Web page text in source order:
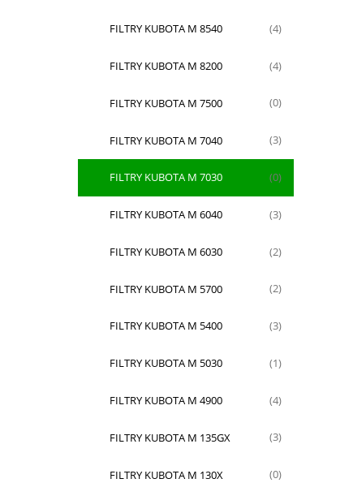
FILTRY KUBOTA M 8540 (4)
FILTRY KUBOTA M 8200 (4)
FILTRY KUBOTA M 7500 (0)
FILTRY KUBOTA M 7040 (3)
FILTRY KUBOTA M 7030 (0)
FILTRY KUBOTA M 6040 (3)
FILTRY KUBOTA M 6030 (2)
FILTRY KUBOTA M 5700 (2)
FILTRY KUBOTA M 5400 (3)
FILTRY KUBOTA M 5030 (1)
FILTRY KUBOTA M 4900 (4)
FILTRY KUBOTA M 135GX (3)
FILTRY KUBOTA M 130X (0)